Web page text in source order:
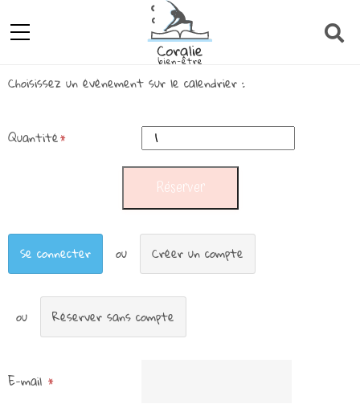
Choisissez un évènement sur le calendrier :
Quantité
Se connecter Créer un compte
Réserver sans compte
E-mail